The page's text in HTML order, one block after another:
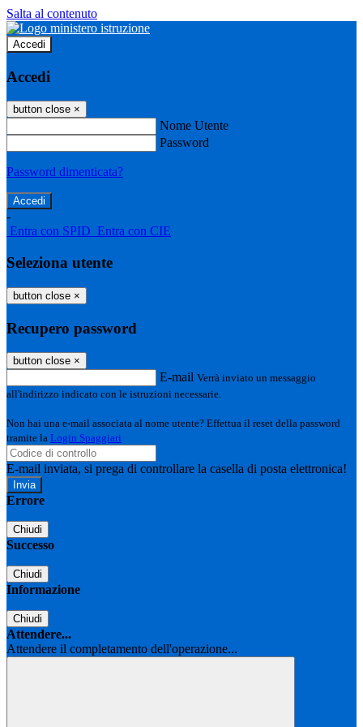
Salta al contenuto
Accedi
Accedi
button close ×
Nome Utente
Password
Password dimenticata?
-
Entra con SPID Entra con CIE
Seleziona utente
button close ×
Recupero password
button close ×
E-mail Verrà inviato un messaggio
all'indirizzo indicato con le istruzioni necessarie.
Non hai una e-mail associata al nome utente? Effettua il reset della password
tramite la Login Spaggiari
E-mail inviata, si prega di controllare la casella di posta elettronica!
Errore
Chiudi
Successo
Chiudi
Informazione
Chiudi
Attendere...
Attendere il completamento dell'operazione...